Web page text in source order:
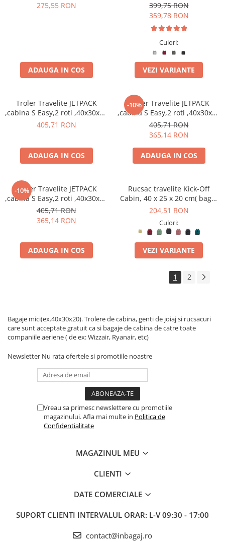
275,55 RON
ADAUGA IN COS
399,75 RON
359,78 RON
Culori:
VEZI VARIANTE
Troler Travelite JETPACK
,cabina S Easy,2 roti ,40x30x20
cm
405,71 RON
ADAUGA IN COS
-10%
Troler Travelite JETPACK
,cabina S Easy,2 roti ,40x30x20
cm
405,71 RON
365,14 RON
ADAUGA IN COS
-10%
Troler Travelite JETPACK
,cabina S Easy,2 roti ,40x30x20
cm
405,71 RON
365,14 RON
ADAUGA IN COS
Rucsac travelite Kick-Off
Cabin, 40 x 25 x 20 cm( bagaj
permis gratuit la companii
204,51 RON
Culori:
VEZI VARIANTE
1 2
Bagaje mici(ex.40x30x20). Trolere de cabina, genti de joiaj si rucsacuri
care sunt acceptate gratuit ca si bagaje de cabina de catre toate
companiile aeriene ( de ex: Wizzair, Ryanair, etc)
Newsletter Nu rata ofertele si promotiile noastre
Vreau sa primesc newslettere cu promotiile
magazinului. Afla mai multe in Politica de
Confidentialitate
MAGAZINUL MEU
CLIENTI
DATE COMERCIALE
SUPORT CLIENTI INTERVALUL ORAR: L-V 09:30 - 17:00
contact@inbagaj.ro